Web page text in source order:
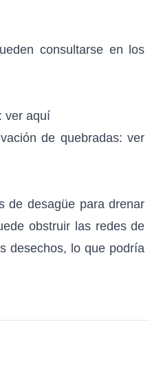
consultarse en los
ver aquí
de quebradas: ver
de desagüe para drenar
obstruir las redes de
desechos, lo que podría